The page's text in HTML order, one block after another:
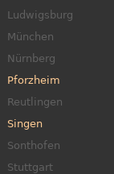
Ludwigsburg
München
Nürnberg
Pforzheim
Reutlingen
Singen
Sonthofen
Stuttgart